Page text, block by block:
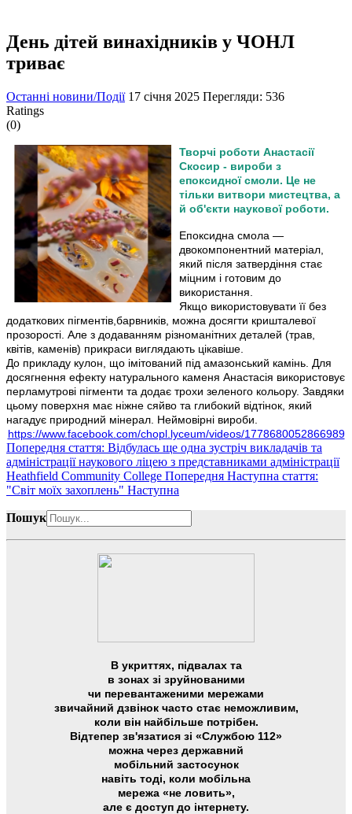
День дітей винахідників у ЧОНЛ
триває
Останні новини/Події 17 січня 2025 Перегляди: 536
Ratings
(0)
Творчі роботи Анастасії
Скосир - вироби з
епоксидної смоли. Це не
тільки витвори мистецтва, а
й об'єкти наукової роботи.
Епоксидна смола —
двокомпонентний матеріал,
який після затвердіння стає
міцним і готовим до
використання.
Якщо використовувати її без
додаткових пігментів,барвників, можна досягти кришталевої
прозорості. Але з додаванням різноманітних деталей (трав,
квітів, каменів) прикраси виглядають цікавіше.
До прикладу кулон, що імітований під амазонський камінь. Для
досягнення ефекту натурального каменя Анастасія використовує
перламутрові пігменти та додає трохи зеленого кольору. Завдяки
цьому поверхня має ніжне сяйво та глибокий відтінок, який
нагадує природний мінерал. Неймовірні вироби.
https://www.facebook.com/chopl.lyceum/videos/1778680052866989
Попередня стаття: Відбулась ще одна зустріч викладачів та
адміністрації наукового ліцею з представниками адміністрації
Heathfield Community College Попередня Наступна стаття:
"Світ моїх захоплень" Наступна
Пошук
В укриттях, підвалах та
в зонах зі зруйнованими
чи перевантаженими мережами
звичайний дзвінок часто стає неможливим,
коли він найбільше потрібен.
Відтепер зв'язатися зі «Службою 112»
можна через державний
мобільний застосунок
навіть тоді, коли мобільна
мережа «не ловить»,
але є доступ до інтернету.